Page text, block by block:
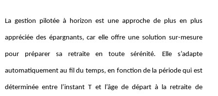
La gestion pilotée à horizon est une approche de plus en plus
appréciée des épargnants, car elle offre une solution sur-mesure
pour préparer sa retraite en toute sérénité. Elle s’adapte
automatiquement au fil du temps, en fonction de la période qui est
déterminée entre l’instant T et l’âge de départ à la retraite de